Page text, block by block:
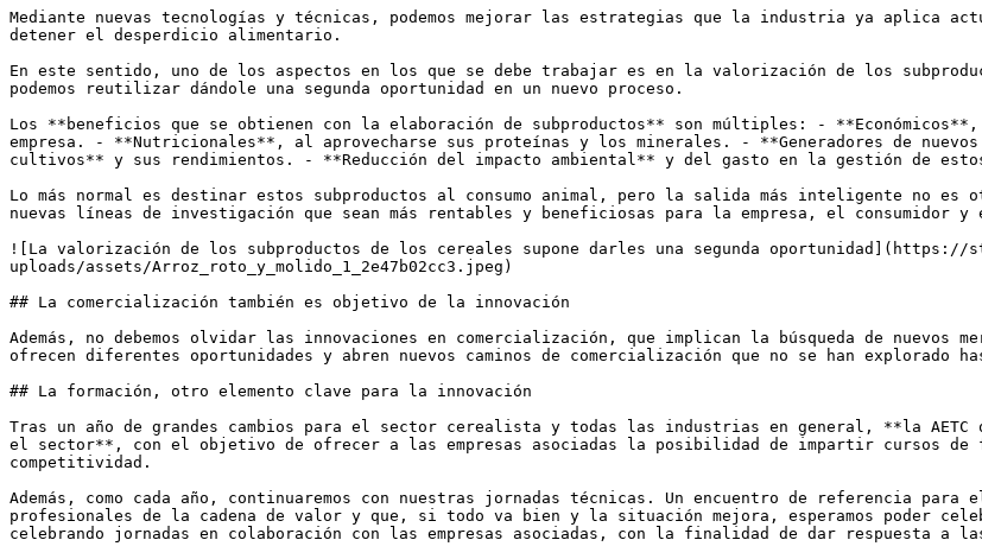
Mediante nuevas tecnologías y técnicas, podemos mejorar las estrategias que la industria ya aplica
detener el desperdicio alimentario.
En este sentido, uno de los aspectos en los que se debe trabajar es en la valorización de los
podemos reutilizar dándole una segunda oportunidad en un nuevo proceso.
Los **beneficios que se obtienen con la elaboración de subproductos** son múltiples: -
empresa. - **Nutricionales**, al aprovecharse sus proteínas y los minerales. - **Generadores de
cultivos** y sus rendimientos. - **Reducción del impacto ambiental** y del gasto en la gestión de
Lo más normal es destinar estos subproductos al consumo animal, pero la salida más inteligente no
nuevas líneas de investigación que sean más rentables y beneficiosas para la empresa, el consumidor y
![La valorización de los subproductos de los cereales supone darles una segunda
uploads/assets/Arroz_roto_y_molido_1_2e47b02cc3.jpeg)
## La comercialización también es objetivo de la innovación
Además, no debemos olvidar las innovaciones en comercialización, que implican la búsqueda de nuevos
ofrecen diferentes oportunidades y abren nuevos caminos de comercialización que no se han explorado
## La formación, otro elemento clave para la innovación
Tras un año de grandes cambios para el sector cerealista y todas las industrias en general, **la AETC
el sector**, con el objetivo de ofrecer a las empresas asociadas la posibilidad de impartir cursos de
competitividad.
Además, como cada año, continuaremos con nuestras jornadas técnicas. Un encuentro de referencia
profesionales de la cadena de valor y que, si todo va bien y la situación mejora, esperamos poder
celebrando jornadas en colaboración con las empresas asociadas, con la finalidad de dar respuesta a